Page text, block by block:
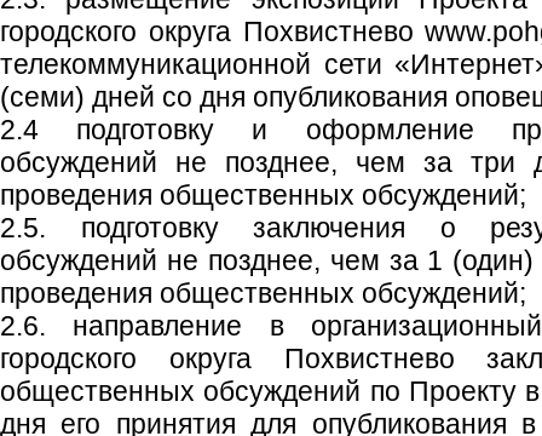
городского округа Похвистнево
телекоммуникационной сети
(семи) дней со дня опубликования
2.4 подготовку и оформление
обсуждений не позднее, чем за три
проведения общественных обсуждений;
2.5. подготовку заключения о
обсуждений не позднее, чем за 1
проведения общественных обсуждений;
2.6. направление в
городского округа Похвистнево
общественных обсуждений по Проекту
дня его принятия для опубликования